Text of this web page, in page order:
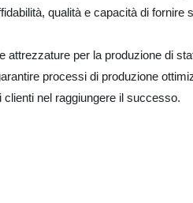
qualità e capacità di
attrezzature per la produzione di
processi di produzione
clienti nel raggiungere il successo.